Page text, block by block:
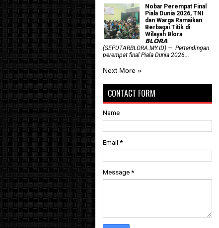
Nobar Perempat Final
Piala Dunia 2026, TNI
dan Warga Ramaikan
Berbagai Titik di
Wilayah Blora
𝗕𝗟𝗢𝗥𝗔
(SEPUTARBLORA.MY.ID) — Pertandingan
perempat final Piala Dunia 2026...
Next More »
CONTACT FORM
Name
Email *
Message *